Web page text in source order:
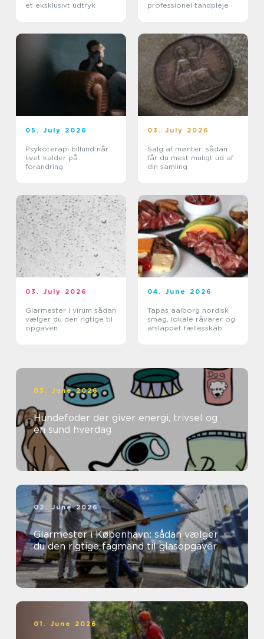
et eksklusivt udtryk
professionel tandpleje
05. July 2026
Psykoterapi billund når
livet kalder på
forandring
03. July 2026
Salg af mønter: sådan
får du mest muligt ud af
din samling
03. July 2026
Glarmester i virum sådan
vælger du den rigtige til
opgaven
04. June 2026
Tapas aalborg nordisk
smag, lokale råvarer og
afslappet fællesskab
03. June 2026
Hundefoder der giver energi, trivsel og
en sund hverdag
02. June 2026
Glarmester i København: sådan vælger
du den rigtige fagmand til glasopgaver
01. June 2026